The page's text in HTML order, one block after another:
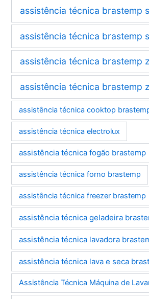
assistência técnica brastemp
assistência técnica brastemp
assistência técnica brastemp
assistência técnica brastemp
assistência técnica cooktop
assistência técnica electrolux
assistência técnica fogão brastemp
assistência técnica forno brastemp
assistência técnica freezer brastemp
assistência técnica geladeira
assistência técnica lavadora
assistência técnica lava e seca
Assistência Técnica Máquina de